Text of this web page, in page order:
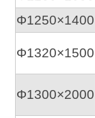
Φ1250×1400
Φ1320×1500
Φ1300×2000